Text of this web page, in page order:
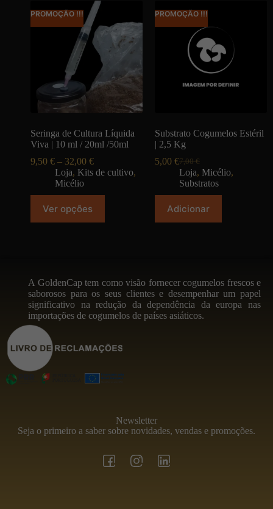
PROMOÇÃO !!!
Seringa de Cultura Líquida
Viva | 10 ml / 20ml /50ml
9,50 € – 32,00 €
Loja, Kits de cultivo,
Micélio
Ver opções
PROMOÇÃO !!!
Substrato Cogumelos Estéril
| 2,5 Kg
7,00€
5,00 €
Loja, Micélio,
Substratos
Adicionar
A GoldenCap tem como visão fornecer cogumelos frescos e
saborosos para os seus clientes e desempenhar um papel
significativo na redução da dependência da europa nas
importações de cogumelos de países asiáticos.
Newsletter
Seja o primeiro a saber sobre novidades, vendas e promoções.